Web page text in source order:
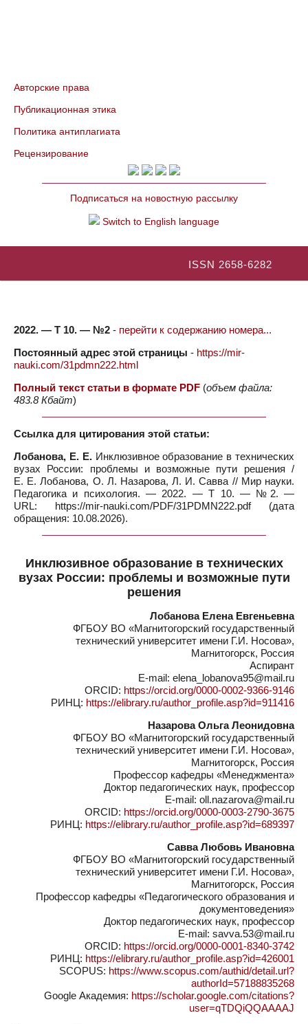
Авторские права
Публикационная этика
Политика антиплагиата
Рецензирование
Подписаться на новостную рассылку
Switch to English language
ISSN 2658-6282
2022. — Т 10. — №2 - перейти к содержанию номера...
Постоянный адрес этой страницы - https://mir-
nauki.com/31pdmn222.html
Полный текст статьи в формате PDF (объем файла:
483.8 Кбайт)
Ссылка для цитирования этой статьи:
Лобанова, Е. Е.Инклюзивное образование в технических
вузах России: проблемы и возможные пути решения /
Е. Е. Лобанова, О. Л. Назарова, Л. И. Савва // Мир науки.
Педагогика и психология. — 2022. — Т 10. — №2. —
URL: https://mir-nauki.com/PDF/31PDMN222.pdf (дата
обращения: 10.08.2026).
Инклюзивное образование в технических
вузах России: проблемы и возможные пути
решения
Лобанова Елена Евгеньевна
ФГБОУ ВО «Магнитогорский государственный
технический университет имени Г.И. Носова»,
Магнитогорск, Россия
Аспирант
E-mail: elena_lobanova95@mail.ru
ORCID: https://orcid.org/0000-0002-9366-9146
РИНЦ: https://elibrary.ru/author_profile.asp?id=911416
Назарова Ольга Леонидовна
ФГБОУ ВО «Магнитогорский государственный
технический университет имени Г.И. Носова»,
Магнитогорск, Россия
Профессор кафедры «Менеджмента»
Доктор педагогических наук, профессор
E-mail: oll.nazarova@mail.ru
ORCID: https://orcid.org/0000-0003-2790-3675
РИНЦ: https://elibrary.ru/author_profile.asp?id=689397
Савва Любовь Ивановна
ФГБОУ ВО «Магнитогорский государственный
технический университет имени Г.И. Носова»,
Магнитогорск, Россия
Профессор кафедры «Педагогического образования и
документоведения»
Доктор педагогических наук, профессор
E-mail: savva.53@mail.ru
ORCID: https://orcid.org/0000-0001-8340-3742
РИНЦ: https://elibrary.ru/author_profile.asp?id=426001
SCOPUS: https://www.scopus.com/authid/detail.url?
authorId=57188835268
Google Академия: https://scholar.google.com/citations?
user=qTDQiQQAAAAJ